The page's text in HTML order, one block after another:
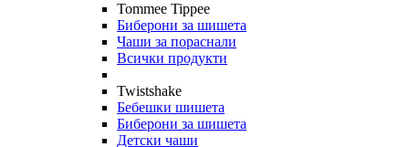
Tommee Tippee
Биберони за шишета
Чаши за пораснали
Всички продукти
Twistshake
Бебешки шишета
Биберони за шишета
Детски чаши